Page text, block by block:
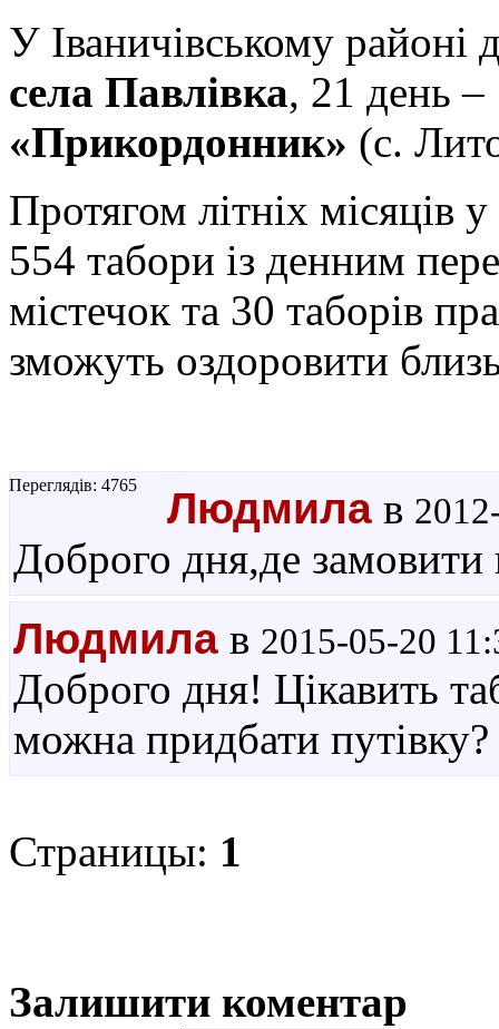
У Іваничівському
села Павлівка, 21 день –
«Прикордонник» (с.
Протягом літніх місяців
554 табори із денним
містечок та 30 таборів
зможуть оздоровити
Переглядів: 4765 Людмила в
Доброго дня,де замовити
Людмила в 2015-05-20
Доброго дня! Цікавить
можна придбати путівку?
Страницы: 1
Залишити коментар